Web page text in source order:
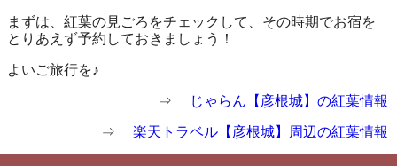
まずは、紅葉の見ごろをチェックして、その時期でお宿を
とりあえず予約しておきましょう！
よいご旅行を♪
⇒ じゃらん【彦根城】の紅葉情報
⇒ 楽天トラベル【彦根城】周辺の紅葉情報